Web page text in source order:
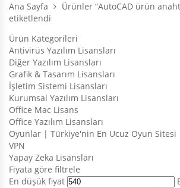
Ana Sayfa
Ürünler “AutoCAD ürün
etiketlendi
Ürün Kategorileri
Antivirüs Yazılım Lisansları
Diğer Yazılım Lisansları
Grafik & Tasarım Lisansları
İşletim Sistemi Lisansları
Kurumsal Yazılım Lisansları
Office Mac Lisans
Office Yazılım Lisansları
Oyunlar | Türkiye'nin En Ucuz Oyun Sitesi
VPN
Yapay Zeka Lisansları
Fiyata göre filtrele
En düşük fiyat